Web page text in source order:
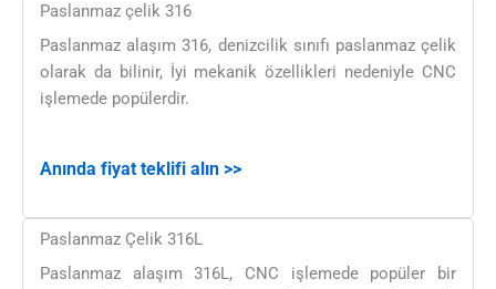
Paslanmaz çelik 316
Paslanmaz alaşım 316, denizcilik sınıfı paslanmaz çelik
olarak da bilinir, İyi mekanik özellikleri nedeniyle CNC
işlemede popülerdir.
Anında fiyat teklifi alın >>
Paslanmaz Çelik 316L
Paslanmaz alaşım 316L, CNC işlemede popüler bir